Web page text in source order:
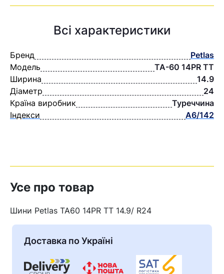
Всі характеристики
Бренд
Petlas
Модель
TA-60 14PR TT
Ширина
14.9
Діаметр
24
Країна виробник
Туреччина
Індекси
A6/142
Усе про товар
Шини Petlas TA60 14PR TT 14.9/ R24
Доставка по Україні